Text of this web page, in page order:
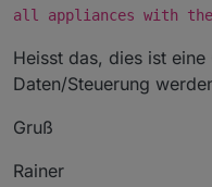
all appliances with the
Heisst das, dies ist
Daten/Steuerung
Gruß
Rainer